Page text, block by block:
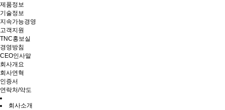
제품정보
기술정보
지속가능경영
고객지원
TNC홍보실
경영방침
CEO인사말
회사개요
회사연혁
인증서
연락처/약도
회사소개